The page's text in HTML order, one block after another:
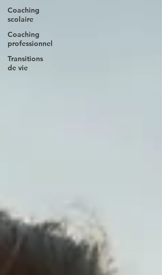
Coaching
scolaire
Coaching
professionnel
Transitions
de vie